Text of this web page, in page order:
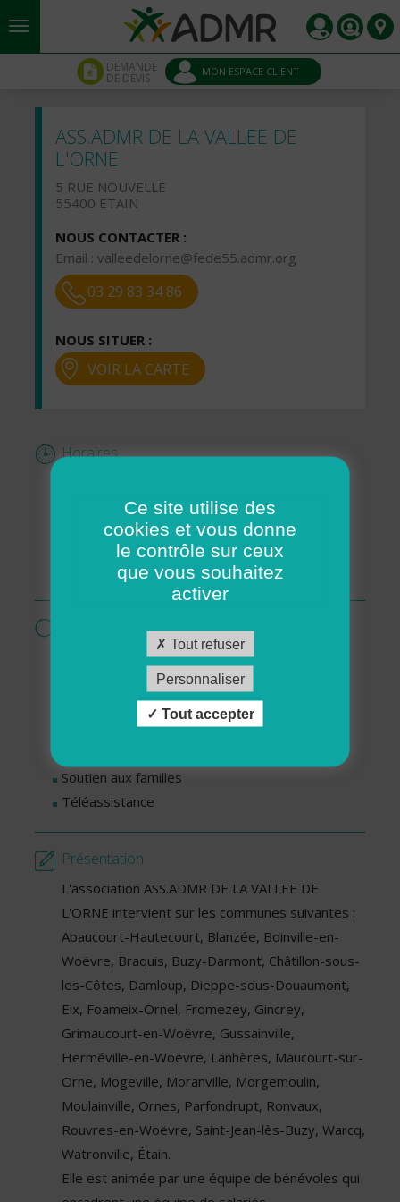
Aller au contenu principal
DEMANDE
DE DEVIS MON ESPACE CLIENT
ASS.ADMR DE LA VALLEE DE
L'ORNE
5 RUE NOUVELLE
55400 ETAIN
NOUS CONTACTER :
Email : valleedelorne@fede55.admr.org
03 29 83 34 86
NOUS SITUER :
VOIR LA CARTE
Horaires
Mardi : De 8h30 à 12h00 et de 13h00 à 17h00
Jeudi : De 8h30 à 12h00 et de 13h00 à 17h00
Vendredi : De 8h30 à 12h00 et de 13h00 à
Services proposés par cette association
Livraisons de repas
Ménage - Repassage
Services pour personnes en situation de
Soutien aux familles
Téléassistance
Présentation
L'association ASS.ADMR DE LA VALLEE DE
L'ORNE intervient sur les communes suivantes :
Abaucourt-Hautecourt, Blanzée, Boinville-en-
Woëvre, Braquis, Buzy-Darmont, Châtillon-sous-
les-Côtes, Damloup, Dieppe-sous-Douaumont,
Eix, Foameix-Ornel, Fromezey, Gincrey,
Grimaucourt-en-Woëvre, Gussainville,
Herméville-en-Woëvre, Lanhères, Maucourt-sur-
Orne, Mogeville, Moranville, Morgemoulin,
Moulainville, Ornes, Parfondrupt, Ronvaux,
Rouvres-en-Woëvre, Saint-Jean-lès-Buzy, Warcq,
Watronville, Étain.
Elle est animée par une équipe de bénévoles qui
Panneau de gestion des cookies
Ce site utilise des
cookies et vous donne
le contrôle sur ceux
que vous souhaitez
activer
Tout refuser
Personnaliser
Tout accepter